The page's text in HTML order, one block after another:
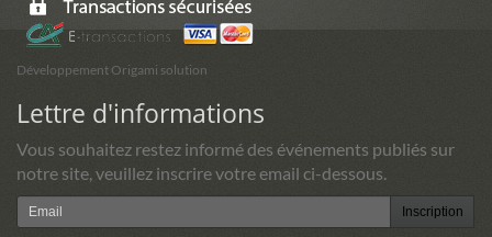
Développement Origami solution
Lettre d'informations
Vous souhaitez restez informé des événements publiés sur
notre site, veuillez inscrire votre email ci-dessous.
Inscription